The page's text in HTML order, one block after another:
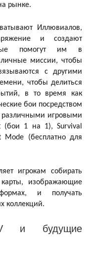
рынке.
Иллювиалов,
и создают
помогут им в
миссии, чтобы
с другими
чтобы делиться
в то время как
бои посредством
различными игровыми
(бои 1 на 1), Survival
Mode (бесплатно для
игрокам собирать
карты, изображающие
и получать
коллекций.
и будущие